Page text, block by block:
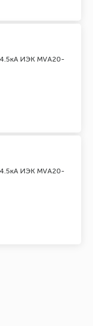
ИЭК MVA20-
ИЭК MVA20-